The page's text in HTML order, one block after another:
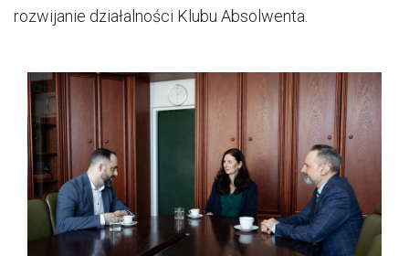
rozwijanie działalności Klubu Absolwenta.